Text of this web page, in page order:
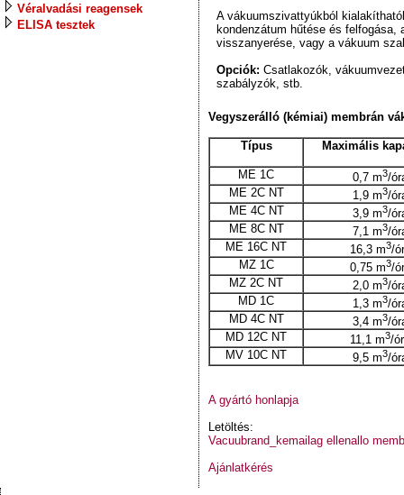
Véralvadási reagensek
ELISA tesztek
A vákuumszivattyúkból
kondenzátum hűtése és
visszanyerése, vagy a vákuum
Opciók: Csatlakozók,
szabályzók, stb.
Vegyszerálló (kémiai) membrán
Típus Maximális
ME 1C 0,7 m3/
ME 2C NT
1,9 m3/
ME 4C NT
3,9 m3/
ME 8C NT
7,1 m3/
ME 16C NT
16,3 m3/
MZ 1C
0,75 m3/
MZ 2C NT
2,0 m3/
MD 1C
1,3 m3/
MD 4C NT
3,4 m3/
MD 12C NT
11,1 m3/
MV 10C NT
9,5 m3/
A gyártó honlapja
Letöltés:
Vacuubrand_kemailag ellenallo
Ajánlatkérés